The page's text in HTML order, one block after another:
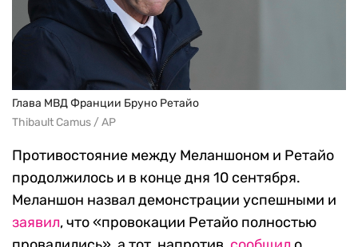
Глава МВД Франции Бруно Ретайо
Thibault Camus / AP
Противостояние между Меланшоном и Ретайо
продолжилось и в конце дня 10 сентября.
Меланшон назвал демонстрации успешными и
заявил, что «провокации Ретайо полностью